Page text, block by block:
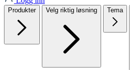
Produkter Velg riktig løsning Tema